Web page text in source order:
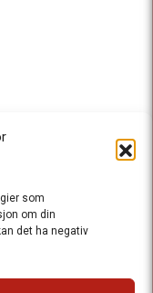
som
om din
det ha negativ
Wiik |